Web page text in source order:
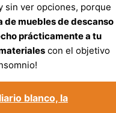
sin ver opciones, porque
de muebles de descanso
prácticamente a tu
con el objetivo
blanco, la